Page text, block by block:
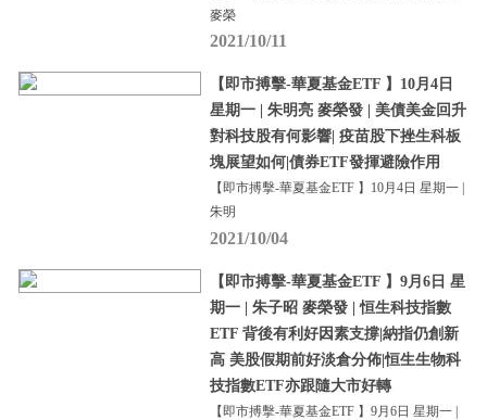
麥榮
2021/10/11
【即市搏擊-華夏基金ETF 】10月4日
星期一 | 朱明亮 麥榮發 | 美債美金回升
對科技股有何影響| 疫苗股下挫生科板
塊展望如何|債券ETF發揮避險作用
【即市搏擊-華夏基金ETF 】10月4日 星期一 |
朱明
2021/10/04
【即市搏擊-華夏基金ETF 】9月6日 星
期一 | 朱子昭 麥榮發 | 恒生科技指數
ETF 背後有利好因素支撐|納指仍創新
高 美股假期前好淡倉分佈|恒生生物科
技指數ETF亦跟隨大市好轉
【即市搏擊-華夏基金ETF 】9月6日 星期一 |